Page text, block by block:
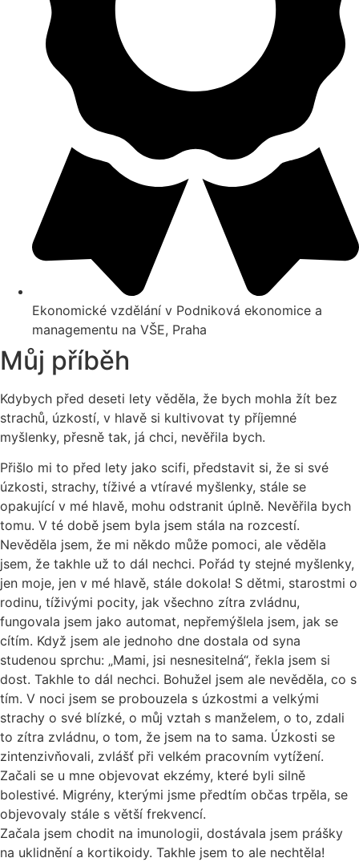
Ekonomické vzdělání v Podniková ekonomice a
managementu na VŠE, Praha
Můj příběh
Kdybych před deseti lety věděla, že bych mohla žít bez
strachů, úzkostí, v hlavě si kultivovat ty příjemné
myšlenky, přesně tak, já chci, nevěřila bych.
Přišlo mi to před lety jako scifi, představit si, že si své
úzkosti, strachy, tíživé a vtíravé myšlenky, stále se
opakující v mé hlavě, mohu odstranit úplně. Nevěřila bych
tomu. V té době jsem byla jsem stála na rozcestí.
Nevěděla jsem, že mi někdo může pomoci, ale věděla
jsem, že takhle už to dál nechci. Pořád ty stejné myšlenky,
jen moje, jen v mé hlavě, stále dokola! S dětmi, starostmi o
rodinu, tíživými pocity, jak všechno zítra zvládnu,
fungovala jsem jako automat, nepřemýšlela jsem, jak se
cítím. Když jsem ale jednoho dne dostala od syna
studenou sprchu: „Mami, jsi nesnesitelná“, řekla jsem si
dost. Takhle to dál nechci. Bohužel jsem ale nevěděla, co s
tím. V noci jsem se probouzela s úzkostmi a velkými
strachy o své blízké, o můj vztah s manželem, o to, zdali
to zítra zvládnu, o tom, že jsem na to sama. Úzkosti se
zintenzivňovali, zvlášť při velkém pracovním vytížení.
Začali se u mne objevovat ekzémy, které byli silně
bolestivé. Migrény, kterými jsme předtím občas trpěla, se
objevovaly stále s větší frekvencí.
Začala jsem chodit na imunologii, dostávala jsem prášky
na uklidnění a kortikoidy. Takhle jsem to ale nechtěla!